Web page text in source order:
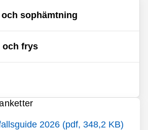
sophämtning
och frys
2026 (pdf, 348,2 KB)